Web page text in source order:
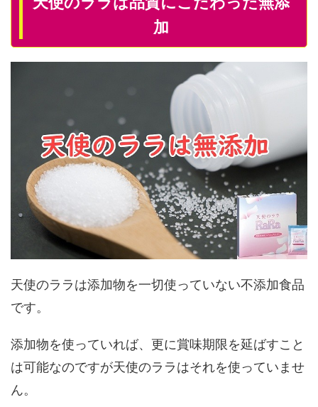
加
天使のララは添加物を一切使っていない不添加食品
です。
添加物を使っていれば、更に賞味期限を延ばすこと
は可能なのですが天使のララはそれを使っていませ
ん。